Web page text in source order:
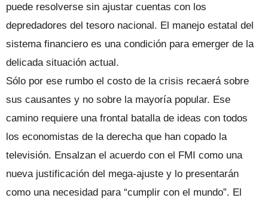
puede resolverse sin ajustar cuentas con los
depredadores del tesoro nacional. El manejo estatal del
sistema financiero es una condición para emerger de la
delicada situación actual.
Sólo por ese rumbo el costo de la crisis recaerá sobre
sus causantes y no sobre la mayoría popular. Ese
camino requiere una frontal batalla de ideas con todos
los economistas de la derecha que han copado la
televisión. Ensalzan el acuerdo con el FMI como una
nueva justificación del mega-ajuste y lo presentarán
como una necesidad para “cumplir con el mundo”. El